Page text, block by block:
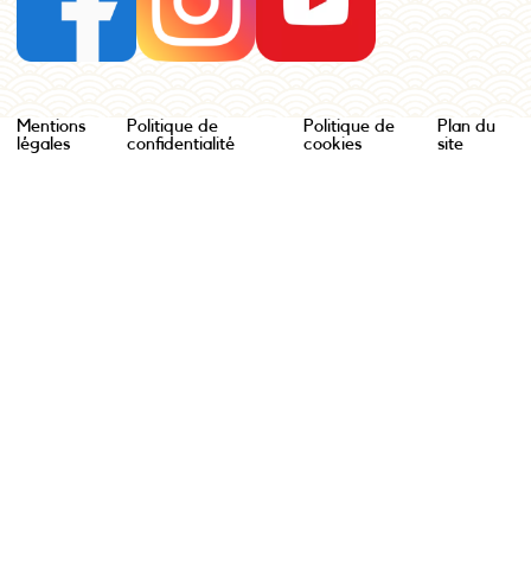
Mentions
légales
Politique de
confidentialité
Politique de
cookies
Plan du
site